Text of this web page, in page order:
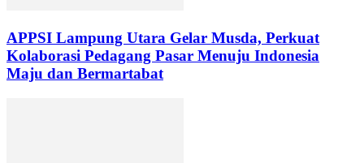
APPSI Lampung Utara Gelar Musda, Perkuat
Kolaborasi Pedagang Pasar Menuju Indonesia
Maju dan Bermartabat